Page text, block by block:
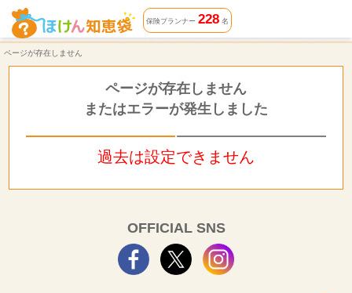
ページが存在しません | ほけん知恵袋
保険プランナー 228名
ページが存在しません
ページが存在しません
またはエラーが発生しました
過去は設定できません
OFFICIAL SNS